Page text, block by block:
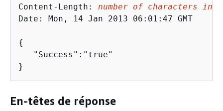
Content-Length: number of characters in
Date: Mon, 14 Jan 2013 06:01:47 GMT
{
   "Success":"true"
}
En-têtes de réponse